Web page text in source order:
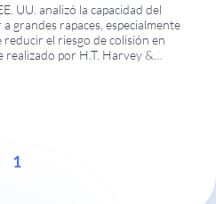
UU. analizó la capacidad del
grandes rapaces, especialmente
el riesgo de colisión en
por H.T. Harvey &
Wildlife Institute y se llevó a cabo
1